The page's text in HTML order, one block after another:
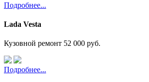
Подробнее...
Lada Vesta
Кузовной ремонт 52 000 руб.
Подробнее...